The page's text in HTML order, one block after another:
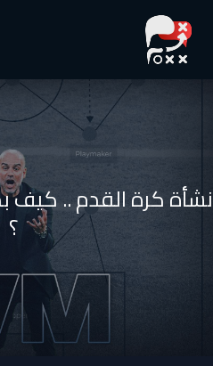
نشأة كرة القدم .. كيف
؟